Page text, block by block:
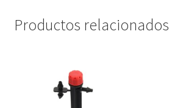
Productos relacionados